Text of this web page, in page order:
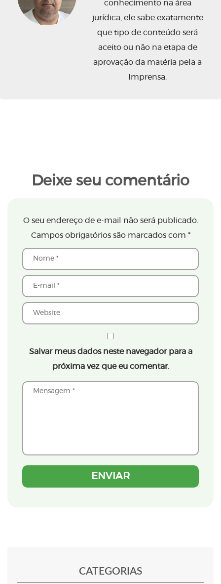
conhecimento na área
jurídica, ele sabe exatamente
que tipo de conteúdo será
aceito ou não na etapa de
aprovação da matéria pela a
Imprensa.
Deixe seu comentário
O seu endereço de e-mail não será publicado.
Campos obrigatórios são marcados com *
Salvar meus dados neste navegador para a
próxima vez que eu comentar.
CATEGORIAS